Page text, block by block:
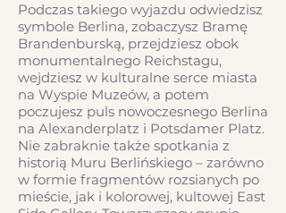
Podczas takiego wyjazdu odwiedzisz
symbole Berlina, zobaczysz Bramę
Brandenburską, przejdziesz obok
monumentalnego Reichstagu,
wejdziesz w kulturalne serce miasta
na Wyspie Muzeów, a potem
poczujesz puls nowoczesnego Berlina
na Alexanderplatz i Potsdamer Platz.
Nie zabraknie także spotkania z
historią Muru Berlińskiego – zarówno
w formie fragmentów rozsianych po
mieście, jak i kolorowej, kultowej East